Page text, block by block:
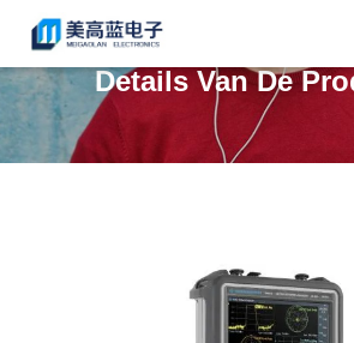
Details Van De